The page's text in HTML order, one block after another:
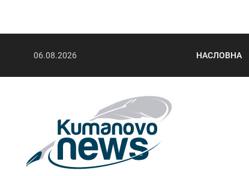
06.08.2026 НАСЛОВНА